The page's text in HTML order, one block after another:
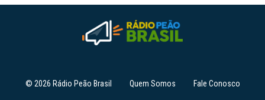
© 2026 Rádio Peão Brasil Quem Somos Fale Conosco